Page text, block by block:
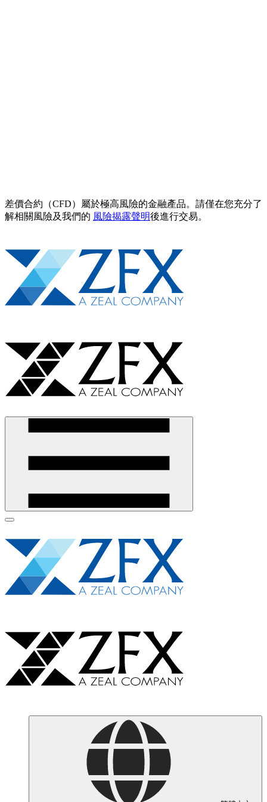
差價合約（CFD）屬於極高風險的金融產品。請僅在您充分了
解相關風險及我們的 風險揭露聲明後進行交易。